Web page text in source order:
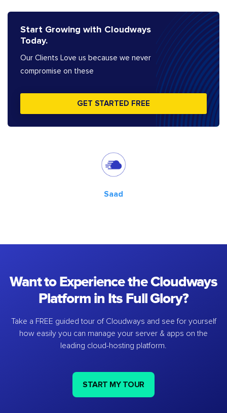
Start Growing with Cloudways
Today.
Our Clients Love us because we never
compromise on these
GET STARTED FREE
Saad
Want to Experience the Cloudways
Platform in Its Full Glory?
Take a FREE guided tour of Cloudways and see for yourself
how easily you can manage your server & apps on the
leading cloud-hosting platform.
START MY TOUR